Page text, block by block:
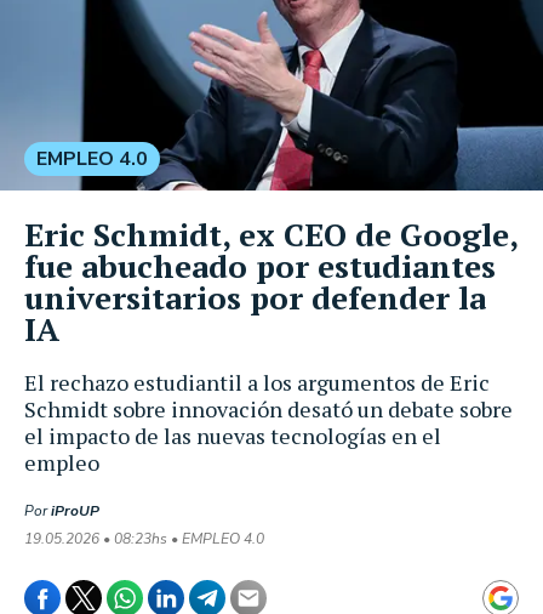
El rechazo estudiantil a los argumentos de Eric
Schmidt sobre innovación desató un debate sobre
el impacto de las nuevas tecnologías en el
empleo
PoriProUP
19.05.2026 • 08:23hs • EMPLEO 4.0
EMPLEO 4.0
Eric Schmidt, ex CEO de Google,
fue abucheado por estudiantes
universitarios por defender la
IA